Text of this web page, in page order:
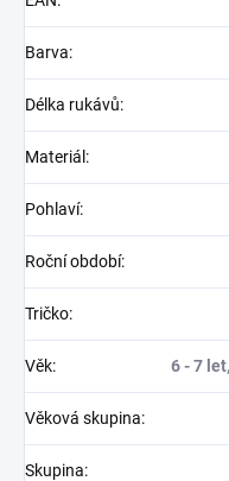
Barva:
Délka rukávů:
Materiál :
Pohlaví:
Roční období:
Tričko:
Věk: 6 - 7
Věková skupina:
Skupina: